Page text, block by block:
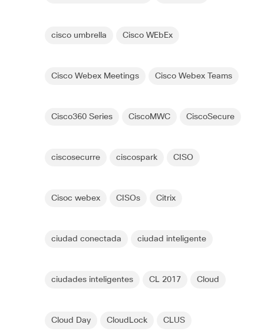
cisco umbrella Cisco WEbEx
Cisco Webex Meetings Cisco Webex Teams
Cisco360 Series CiscoMWC CiscoSecure
ciscosecurre ciscospark CISO
Cisoc webex CISOs Citrix
ciudad conectada ciudad inteligente
ciudades inteligentes CL 2017 Cloud
Cloud Day CloudLock CLUS